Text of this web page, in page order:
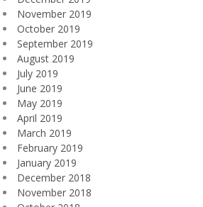
November 2019
October 2019
September 2019
August 2019
July 2019
June 2019
May 2019
April 2019
March 2019
February 2019
January 2019
December 2018
November 2018